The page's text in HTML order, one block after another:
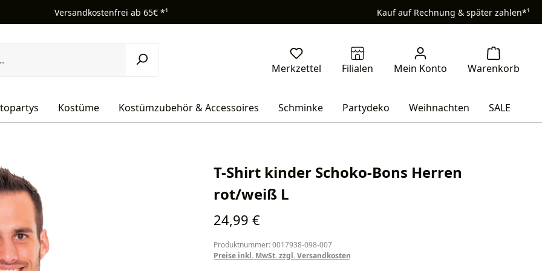
Versandkostenfrei ab 65€ *¹ Kauf auf Rechnung & später zahlen*¹
Kostüme Kostümzubehör & Accessoires Schminke Partydeko Weihnachten SALE
T-Shirt kinder Schoko-Bons Herren
rot/weiß L
Regulärer Preis:
24,99 €
Produktnummer: 0017938-098-007
Preise inkl. MwSt. zzgl. Versandkosten